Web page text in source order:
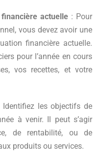
actuelle : Pour
vous devez avoir une
financière actuelle.
pour l’année en cours
vos recettes, et votre
Identifiez les objectifs de
à venir. Il peut s’agir
de rentabilité, ou de
produits ou services.